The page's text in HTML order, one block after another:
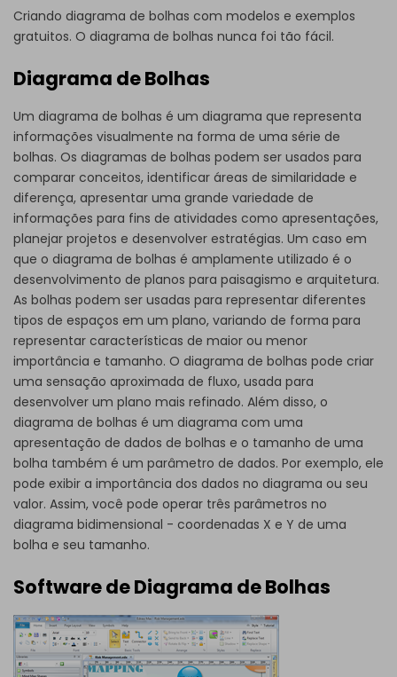
Criando diagrama de bolhas com modelos e exemplos
gratuitos. O diagrama de bolhas nunca foi tão fácil.
Diagrama de Bolhas
Um diagrama de bolhas é um diagrama que representa
informações visualmente na forma de uma série de
bolhas. Os diagramas de bolhas podem ser usados para
comparar conceitos, identificar áreas de similaridade e
diferença, apresentar uma grande variedade de
informações para fins de atividades como apresentações,
planejar projetos e desenvolver estratégias. Um caso em
que o diagrama de bolhas é amplamente utilizado é o
desenvolvimento de planos para paisagismo e arquitetura.
As bolhas podem ser usadas para representar diferentes
tipos de espaços em um plano, variando de forma para
representar características de maior ou menor
importância e tamanho. O diagrama de bolhas pode criar
uma sensação aproximada de fluxo, usada para
desenvolver um plano mais refinado. Além disso, o
diagrama de bolhas é um diagrama com uma
apresentação de dados de bolhas e o tamanho de uma
bolha também é um parâmetro de dados. Por exemplo, ele
pode exibir a importância dos dados no diagrama ou seu
valor. Assim, você pode operar três parâmetros no
diagrama bidimensional - coordenadas X e Y de uma
bolha e seu tamanho.
Software de Diagrama de Bolhas